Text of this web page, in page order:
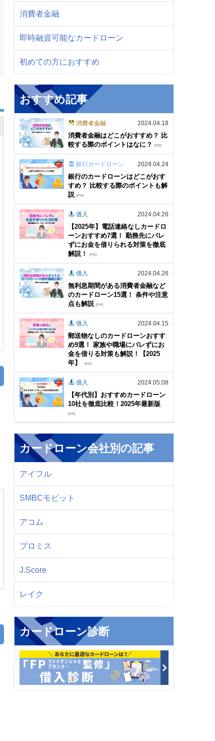
消費者金融
即時融資可能なカードローン
初めての方におすすめ
おすすめ記事
消費者金融 2024.04.18
消費者金融はどこがおすすめ？ 比
較する際のポイントはなに？[PR]
銀行カードローン 2024.04.24
銀行のカードローンはどこがおす
すめ？ 比較する際のポイントも解
説[PR]
借入 2024.04.26
【2025年】電話連絡なしカードロ
ーンおすすめ7選！ 勤務先にバレ
ずにお金を借りられる対策を徹底
解説！[PR]
借入 2024.04.26
無利息期間がある消費者金融など
のカードローン15選！ 条件や注意
点も解説[PR]
借入 2024.04.15
郵送物なしのカードローンおすす
め9選！ 家族や職場にバレずにお
金を借りる対策も解説！【2025
年】
[PR]
借入 2024.05.08
【年代別】おすすめカードローン
10社を徹底比較！2025年最新版
[PR]
カードローン会社別の記事
アイフル
SMBCモビット
アコム
プロミス
J.Score
レイク
カードローン診断